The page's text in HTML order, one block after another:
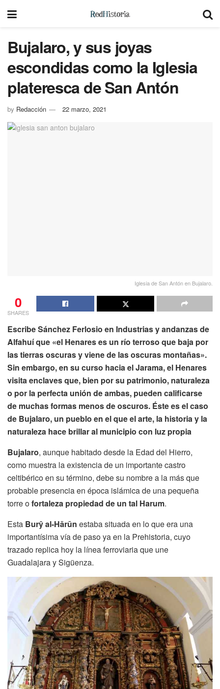
Bujalaro, y sus joyas
escondidas como la Iglesia
plateresca de San Antón
by Redacción 22 marzo, 2021
Iglesia de San Antón en Bujalaro.
0
SHARES
Escribe Sánchez Ferlosio en Industrias y andanzas de
Alfahuí que «el Henares es un río terroso que baja por
las tierras oscuras y viene de las oscuras montañas».
Sin embargo, en su curso hacia el Jarama, el Henares
visita enclaves que, bien por su patrimonio, naturaleza
o por la perfecta unión de ambas, pueden calificarse
de muchas formas menos de oscuros. Éste es el caso
de Bujalaro, un pueblo en el que el arte, la historia y la
naturaleza hace brillar al municipio con luz propia
Bujalaro, aunque habitado desde la Edad del Hierro,
como muestra la existencia de un importante castro
celtibérico en su término, debe su nombre a la más que
probable presencia en época islámica de una pequeña
torre ofortaleza propiedad de un tal Harum.
Esta Burŷ al-Hārūn estaba situada en lo que era una
importantísima vía de paso ya en la Prehistoria, cuyo
trazado replica hoy la línea ferroviaria que une
Guadalajara y Sigüenza.